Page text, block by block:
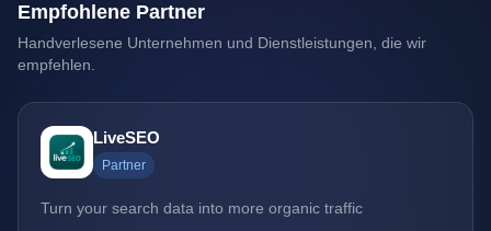
Empfohlene Partner
Handverlesene Unternehmen und Dienstleistungen, die wir
empfehlen.
LiveSEO
Partner
Turn your search data into more organic traffic